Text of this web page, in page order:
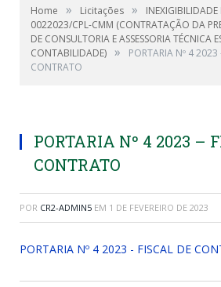
Home » Licitações »
0022023/CPL-CMM (CONTRATAÇÃO DA
DE CONSULTORIA E ASSESSORIA TÉCNICA
CONTABILIDADE) »
PORTARIA Nº 4 2023
CONTRATO
PORTARIA Nº 4 2023 –
CONTRATO
POR CR2-ADMIN5 EM 1 DE FEVEREIRO DE 2023
PORTARIA Nº 4 2023 - FISCAL DE